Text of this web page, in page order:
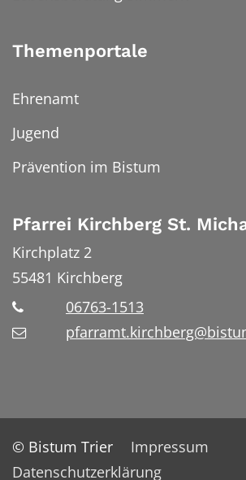
Themenportale
Ehrenamt
Jugend
Prävention im Bistum
Pfarrei Kirchberg St.
Kirchplatz 2
55481 Kirchberg
06763-1513
© Bistum Trier
Impressum
Datenschutzerklärung